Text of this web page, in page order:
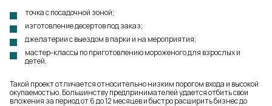
точка с посадочной зоной;
изготовление десертов под заказ;
джелатерии с выездом в парки и на мероприятия;
мастер-классы по приготовлению мороженого для взрослых и
детей.
Такой проект отличается относительно низким порогом входа и высокой
окупаемостью. Большинству предпринимателей удается отбить свои
вложения за период от 6 до 12 месяцев и быстро расширить бизнес до